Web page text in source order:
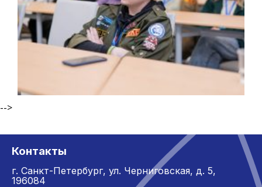
-->
Контакты
г. Санкт-Петербург, ул. Черниговская, д. 5,
196084